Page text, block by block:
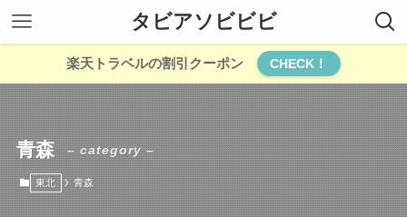
タビアソビビビ
楽天トラベルの割引クーポン CHECK！
青森 – category –
東北 青森